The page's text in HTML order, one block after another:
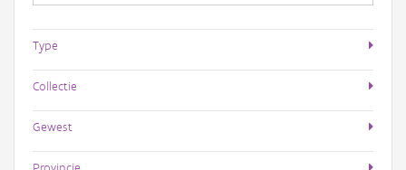
Type
Collectie
Gewest